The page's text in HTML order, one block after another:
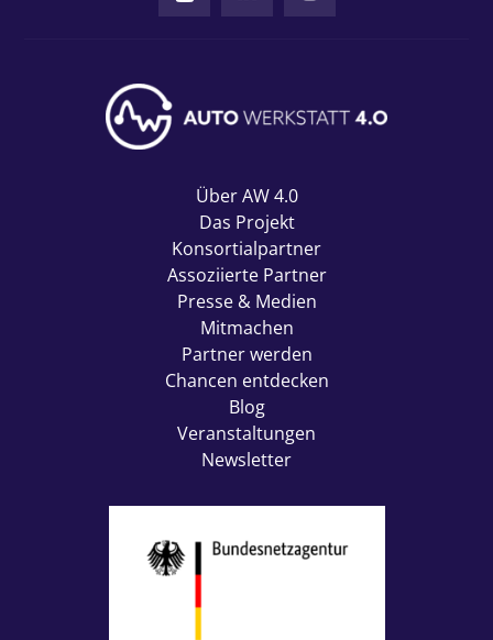
Über AW 4.0
Das Projekt
Konsortialpartner
Assoziierte Partner
Presse & Medien
Mitmachen
Partner werden
Chancen entdecken
Blog
Veranstaltungen
Newsletter